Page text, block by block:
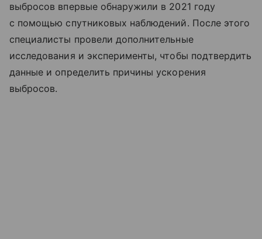
выбросов впервые обнаружили в 2021 году
с помощью спутниковых наблюдений. После этого
специалисты провели дополнительные
исследования и эксперименты, чтобы подтвердить
данные и определить причины ускорения
выбросов.